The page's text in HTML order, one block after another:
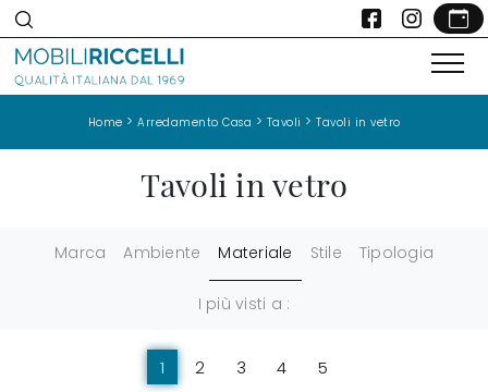
Home > Arredamento Casa > Tavoli > Tavoli in vetro
Tavoli in vetro
Marca Ambiente Materiale Stile Tipologia
I più visti a :
1 2 3 4 5